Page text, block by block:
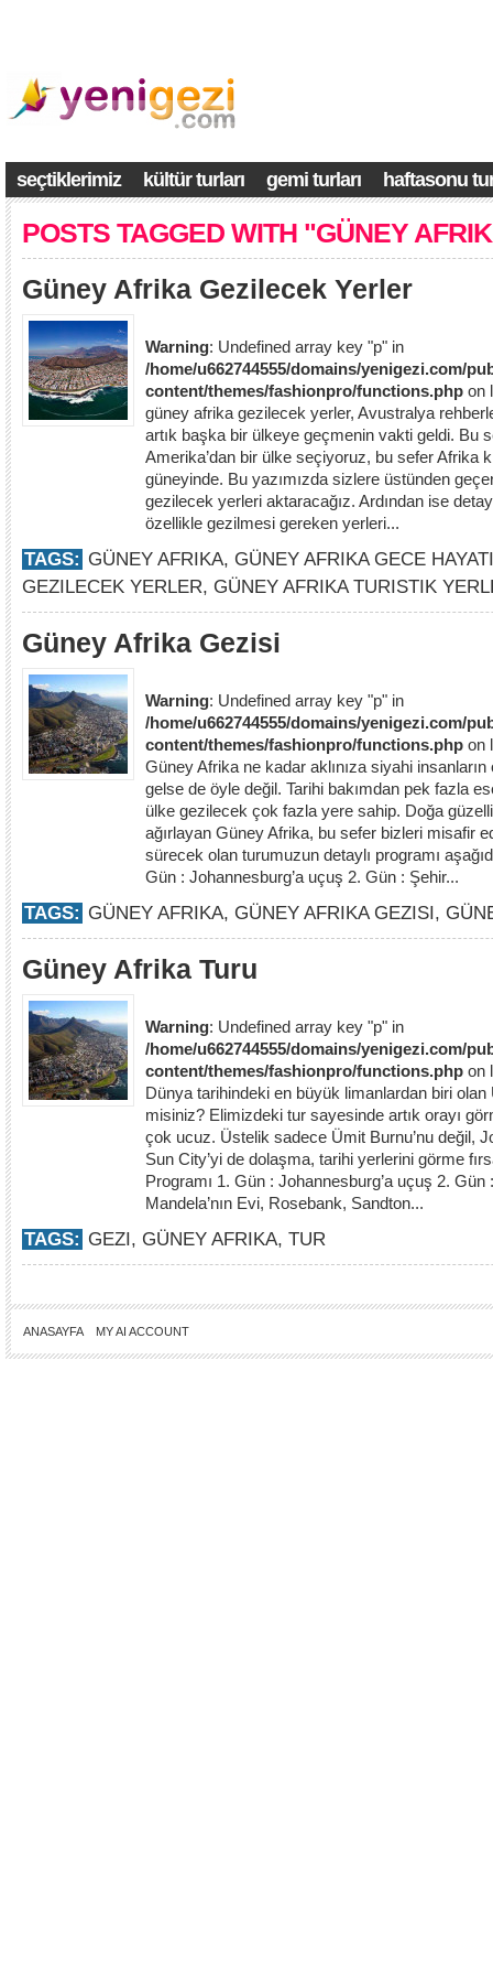
seçtiklerimiz kültür turları gemi turları haftasonu
POSTS TAGGED WITH "GÜNEY
Güney Afrika Gezilecek Yerler
Warning: Undefined array key "p" in
/home/u662744555/domains/yenigezi.com/
content/themes/fashionpro/functions.php on
güney afrika gezilecek yerler, Avustralya
artık başka bir ülkeye geçmenin vakti geldi. Bu
Amerika’dan bir ülke seçiyoruz, bu sefer Afrika
güneyinde. Bu yazımızda sizlere üstünden
gezilecek yerleri aktaracağız. Ardından ise
özellikle gezilmesi gereken yerleri...
TAGS: GÜNEY AFRIKA, GÜNEY AFRIKA GECE HAYATI
GEZILECEK YERLER, GÜNEY AFRIKA TURISTIK
Güney Afrika Gezisi
Warning: Undefined array key "p" in
/home/u662744555/domains/yenigezi.com/
content/themes/fashionpro/functions.php on
Güney Afrika ne kadar aklınıza siyahi
gelse de öyle değil. Tarihi bakımdan pek fazla
ülke gezilecek çok fazla yere sahip. Doğa
ağırlayan Güney Afrika, bu sefer bizleri misafir
sürecek olan turumuzun detaylı programı
Gün : Johannesburg’a uçuş 2. Gün : Şehir...
TAGS: GÜNEY AFRIKA, GÜNEY AFRIKA GEZISI,
Güney Afrika Turu
Warning: Undefined array key "p" in
/home/u662744555/domains/yenigezi.com/
content/themes/fashionpro/functions.php on
Dünya tarihindeki en büyük limanlardan biri olan
misiniz? Elimizdeki tur sayesinde artık orayı
çok ucuz. Üstelik sadece Ümit Burnu’nu değil,
Sun City’yi de dolaşma, tarihi yerlerini görme
Programı 1. Gün : Johannesburg’a uçuş 2.
Mandela’nın Evi, Rosebank, Sandton...
TAGS: GEZI, GÜNEY AFRIKA, TUR
ANASAYFA MY AI ACCOUNT